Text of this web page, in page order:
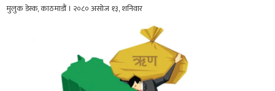
मुलुक डेस्क, काठमाडौं । २०८० असोज १३, शनिवार